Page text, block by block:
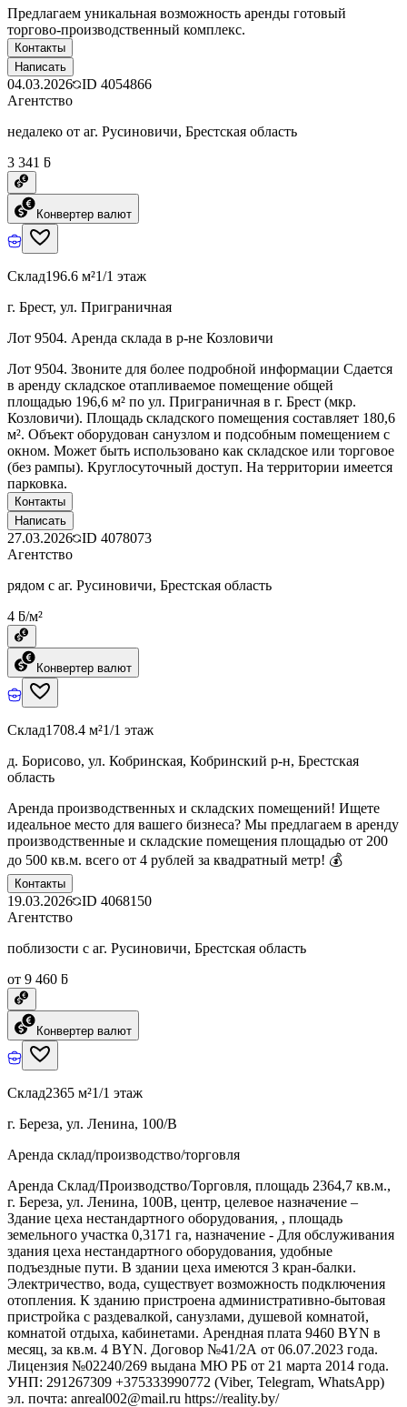
Предлагаем уникальная возможность аренды готовый
торгово-производственный комплекс.
Контакты
Написать
04.03.2026 ID 4054866
Агентство
недалеко от аг. Русиновичи, Брестская область
3 341 ƃ
Конвертер валют
Склад196.6 м²1/1 этаж
г. Брест, ул. Приграничная
Лот 9504. Аренда склада в р-не Козловичи
Лот 9504. Звоните для более подробной информации Сдается
в аренду складское отапливаемое помещение общей
площадью 196,6 м² по ул. Приграничная в г. Брест (мкр.
Козловичи). Площадь складского помещения составляет 180,6
м². Объект оборудован санузлом и подсобным помещением с
окном. Может быть использовано как складское или торговое
(без рампы). Круглосуточный доступ. На территории имеется
парковка.
Контакты
Написать
27.03.2026 ID 4078073
Агентство
рядом с аг. Русиновичи, Брестская область
4 ƃ/м²
Конвертер валют
Склад1708.4 м²1/1 этаж
д. Борисово, ул. Кобринская, Кобринский р-н, Брестская
область
Аренда производственных и складских помещений! Ищете
идеальное место для вашего бизнеса? Мы предлагаем в аренду
производственные и складские помещения площадью от 200
до 500 кв.м. всего от 4 рублей за квадратный метр! 💰
Контакты
19.03.2026 ID 4068150
Агентство
поблизости с аг. Русиновичи, Брестская область
от 9 460 ƃ
Конвертер валют
Склад2365 м²1/1 этаж
г. Береза, ул. Ленина, 100/В
Аренда склад/производство/торговля
Аренда Склад/Производство/Торговля, площадь 2364,7 кв.м.,
г. Береза, ул. Ленина, 100В, центр, целевое назначение –
Здание цеха нестандартного оборудования, , площадь
земельного участка 0,3171 га, назначение - Для обслуживания
здания цеха нестандартного оборудования, удобные
подъездные пути. В здании цеха имеются 3 кран-балки.
Электричество, вода, существует возможность подключения
отопления. К зданию пристроена административно-бытовая
пристройка с раздевалкой, санузлами, душевой комнатой,
комнатой отдыха, кабинетами. Арендная плата 9460 BYN в
месяц, за кв.м. 4 BYN. Договор №41/2А от 06.07.2023 года.
Лицензия №02240/269 выдана МЮ РБ от 21 марта 2014 года.
УНП: 291267309 +375333990772 (Viber, Telegram, WhatsApp)
эл. почта: anreal002@mail.ru https://reality.by/